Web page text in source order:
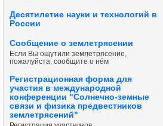
Десятилетие науки и технологий в
России
Сообщение о землетрясении
Если Вы ощутили землетрясение,
пожалуйста, сообщите о нём
Регистрационная форма для
участия в международной
конференции "Солнечно-земные
связи и физика предвестников
землетрясений"